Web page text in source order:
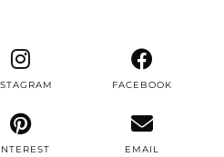
FACEBOOK
EMAIL